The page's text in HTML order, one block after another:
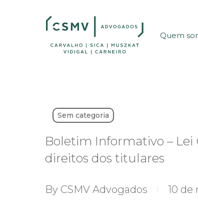
Quem
Sem categoria
Boletim Informativo – Lei
direitos dos titulares
By CSMV Advogados 10 de